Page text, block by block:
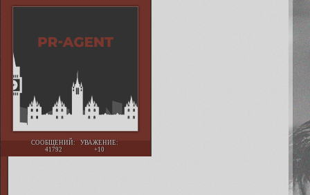
СООБЩЕНИЙ:
41792
УВАЖЕНИЕ:
+10